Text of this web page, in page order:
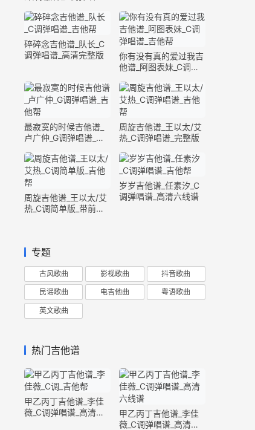
碎碎念吉他谱_队长_C
调弹唱谱_高清完整版
你有没有真的爱过我吉
他谱_阿图表妹_C调弹
最寂寞的时候吉他谱_
卢广仲_G调弹唱谱_高
周旋吉他谱_王以太/艾
热_C调弹唱谱_完整版
周旋吉他谱_王以太/艾
热_C调简单版_带前奏
岁岁吉他谱_任素汐_C
调弹唱谱_高清六线谱
专题
古风歌曲 影视歌曲 抖音歌曲
民谣歌曲 电吉他曲 粤语歌曲
英文歌曲
热门吉他谱
甲乙丙丁吉他谱_李佳
薇_C调弹唱谱_高清六
甲乙丙丁吉他谱_李佳
薇_C调弹唱谱_高清六